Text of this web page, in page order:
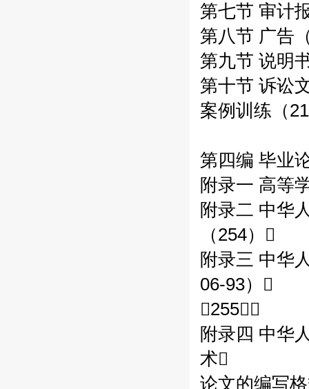
第七节 审计
第八节 广告
第九节 说明
第十节 诉讼
案例训练（
第四编 毕业
附录一 高等
附录二 中华
（254）
附录三 中华
06-93）
（255）
附录四 中华
术
论文的编写